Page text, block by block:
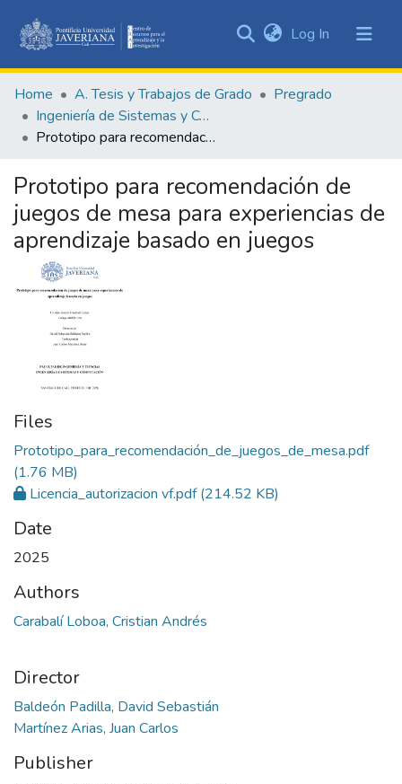
&
Collections
All of DSpace
Statistics
Log In (current)
Home A. Tesis y Trabajos de Grado
Pregrado
Ingeniería de Sistemas y Computación
Prototipo para recomendación de juegos de mesa para experiencias de aprendizaje basado en juegos
Prototipo para recomendación de
juegos de mesa para experiencias de
aprendizaje basado en juegos
Files
Prototipo_para_recomendación_de_juegos_de_mesa.pdf
(1.76 MB)
Licencia_autorizacion vf.pdf(214.52 KB)
Date
2025
Authors
Carabalí Loboa, Cristian Andrés
Director
Baldeón Padilla, David Sebastián
Martínez Arias, Juan Carlos
Publisher